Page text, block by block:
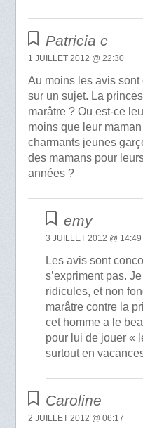
Patricia c
1 JUILLET 2012 @ 22:30
Au moins les avis
sur un sujet. La
marâtre ? Ou est-ce
moins que leur
charmants jeunes
des mamans pour
années ?
emy
3 JUILLET 2012 @ 14:49
Les avis sont
s’expriment pas.
ridicules, et non
marâtre contre la
cet homme a le
pour lui de jouer «
surtout en
Caroline
2 JUILLET 2012 @ 06:17